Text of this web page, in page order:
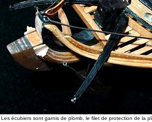
écubiers sont garnis de plomb, le filet de protection de la